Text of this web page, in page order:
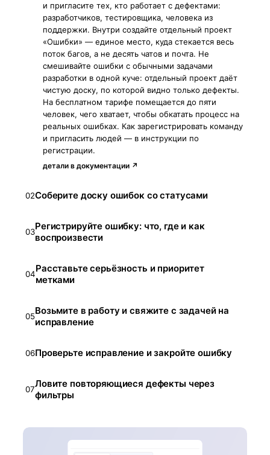
и пригласите тех, кто работает с дефектами:
разработчиков, тестировщика, человека из
поддержки. Внутри создайте отдельный проект
«Ошибки» — единое место, куда стекается весь
поток багов, а не десять чатов и почта. Не
смешивайте ошибки с обычными задачами
разработки в одной куче: отдельный проект даёт
чистую доску, по которой видно только дефекты.
На бесплатном тарифе помещается до пяти
человек, чего хватает, чтобы обкатать процесс на
реальных ошибках. Как зарегистрировать команду
и пригласить людей — в инструкции по
регистрации.
детали в документации ↗
02Соберите доску ошибок со статусами
03Регистрируйте ошибку: что, где и как
воспроизвести
04Расставьте серьёзность и приоритет
метками
05Возьмите в работу и свяжите с задачей на
исправление
06Проверьте исправление и закройте ошибку
07Ловите повторяющиеся дефекты через
фильтры